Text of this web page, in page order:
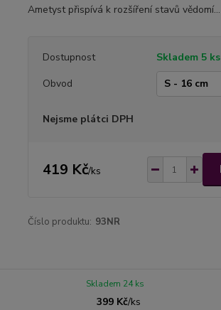
Ametyst přispívá k rozšíření stavů vědomí...
Dostupnost
Skladem 5 ks
Obvod
Nejsme plátci DPH
419 Kč/ks
Číslo produktu: 93NR
399 Kč/ks
Skladem 24 ks